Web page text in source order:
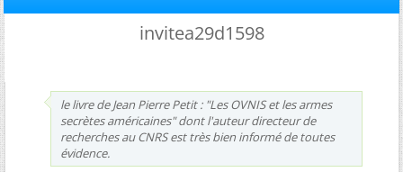
invitea29d1598
le livre de Jean Pierre Petit : "Les OVNIS et les armes
secrètes américaines" dont l'auteur directeur de
recherches au CNRS est très bien informé de toutes
évidence.